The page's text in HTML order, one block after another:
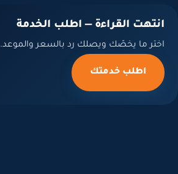
انتهت القراءة — اطلب الخدمة
اختر ما يخصّك ويصلك رد بالسعر والموعد.
اطلب خدمتك